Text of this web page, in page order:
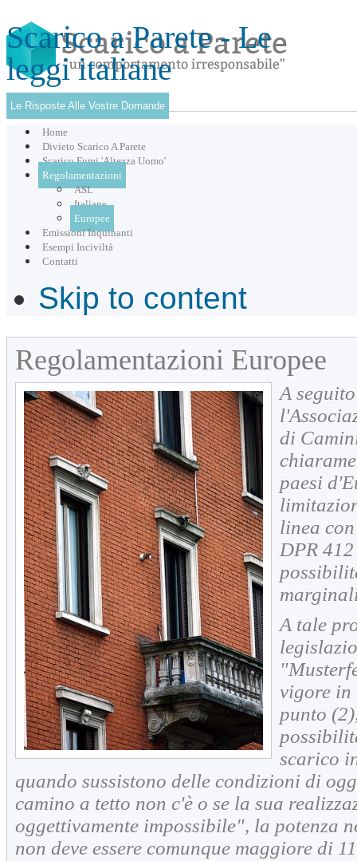
Scarico a Parete - Le
leggi italiane
Le Risposte Alle Vostre Domande
Home
Divieto Scarico A Parete
Scarico Fumi 'Altezza Uomo'
Regolamentazioni
ASL
Italiane
Europee
Emissioni Inquinanti
Esempi Inciviltà
Contatti
Skip to content
Regolamentazioni Europee
A
di
paesi
linea
DPR
A tale
vigore in
punto
scarico
quando sussistono delle condizioni di
camino a tetto non c'è o se la sua
oggettivamente impossibile", la potenza
non deve essere comunque maggiore di